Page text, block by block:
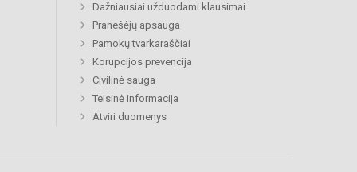
Dažniausiai užduodami klausimai
Pranešėjų apsauga
Pamokų tvarkaraščiai
Korupcijos prevencija
Civilinė sauga
Teisinė informacija
Atviri duomenys